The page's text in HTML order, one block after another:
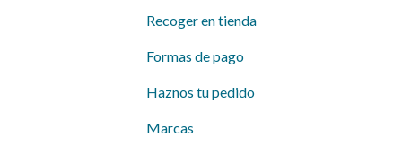
Recoger en tienda
Formas de pago
Haznos tu pedido
Marcas